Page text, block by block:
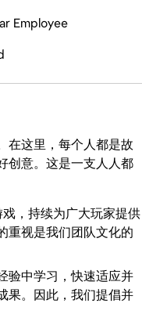
Employee
在这里，每个人都是故
创意。这是一支人人都
，持续为广大玩家提供
重视是我们团队文化的
验中学习，快速适应并
果。因此，我们提倡并